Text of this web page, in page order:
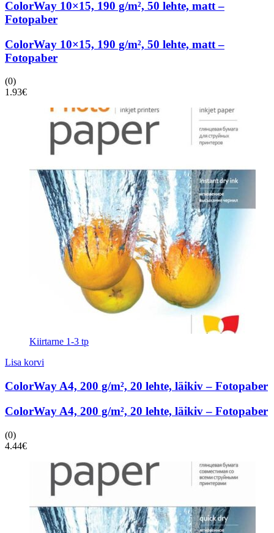
ColorWay 10×15, 190 g/m², 50 lehte, matt –
Fotopaber
ColorWay 10×15, 190 g/m², 50 lehte, matt –
Fotopaber
(0)
1.93€
Kiirtarne 1-3 tp
Lisa korvi
ColorWay A4, 200 g/m², 20 lehte, läikiv – Fotopaber
ColorWay A4, 200 g/m², 20 lehte, läikiv – Fotopaber
(0)
4.44€